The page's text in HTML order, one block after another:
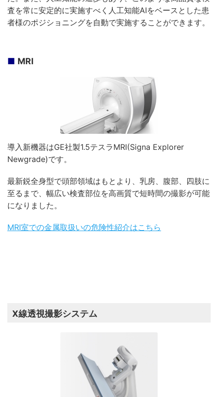
査を常に安定的に実施すべく人工知能AIをベースとした患
者様のポジショニングを自動で実施することができます。
MRI
導入新機器はGE社製1.5テスラMRI(Signa Explorer
Newgrade)です。
最新鋭全身型で頭部領域はもとより、乳房、腹部、四肢に
至るまで、幅広い検査部位を高画質で短時間の撮影が可能
になりました。
MRI室での金属取扱いの危険性紹介はこちら
X線透視撮影システム